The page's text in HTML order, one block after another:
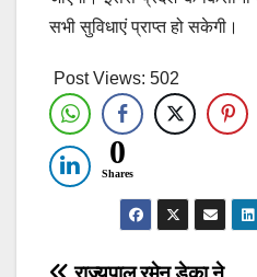
सभी सुविधाएं प्राप्त हो सकेगी।
Post Views: 502
0
Shares